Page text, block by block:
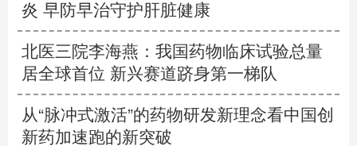
炎 早防早治守护肝脏健康
北医三院李海燕：我国药物临床试验总量
居全球首位 新兴赛道跻身第一梯队
从“脉冲式激活”的药物研发新理念看中国创
新药加速跑的新突破